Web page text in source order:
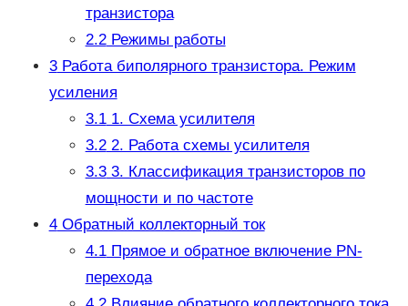
транзистора
2.2Режимы работы
3Работа биполярного транзистора. Режим
усиления
3.11. Схема усилителя
3.22. Работа схемы усилителя
3.33. Классификация транзисторов по
мощности и по частоте
4Обратный коллекторный ток
4.1Прямое и обратное включение PN-
перехода